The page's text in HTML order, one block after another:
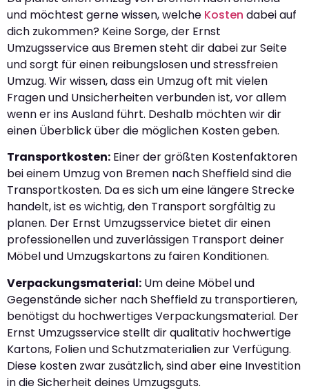
und möchtest gerne wissen, welche Kosten dabei auf
dich zukommen? Keine Sorge, der Ernst
Umzugsservice aus Bremen steht dir dabei zur Seite
und sorgt für einen reibungslosen und stressfreien
Umzug. Wir wissen, dass ein Umzug oft mit vielen
Fragen und Unsicherheiten verbunden ist, vor allem
wenn er ins Ausland führt. Deshalb möchten wir dir
einen Überblick über die möglichen Kosten geben.
Transportkosten: Einer der größten Kostenfaktoren
bei einem Umzug von Bremen nach Sheffield sind die
Transportkosten. Da es sich um eine längere Strecke
handelt, ist es wichtig, den Transport sorgfältig zu
planen. Der Ernst Umzugsservice bietet dir einen
professionellen und zuverlässigen Transport deiner
Möbel und Umzugskartons zu fairen Konditionen.
Verpackungsmaterial: Um deine Möbel und
Gegenstände sicher nach Sheffield zu transportieren,
benötigst du hochwertiges Verpackungsmaterial. Der
Ernst Umzugsservice stellt dir qualitativ hochwertige
Kartons, Folien und Schutzmaterialien zur Verfügung.
Diese kosten zwar zusätzlich, sind aber eine Investition
in die Sicherheit deines Umzugsguts.